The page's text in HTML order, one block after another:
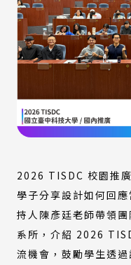
2026 TISDC 校園推
學子分享設計如何回
持人陳彥廷老師帶領
系所，介紹 2026
流機會，鼓勵學生透